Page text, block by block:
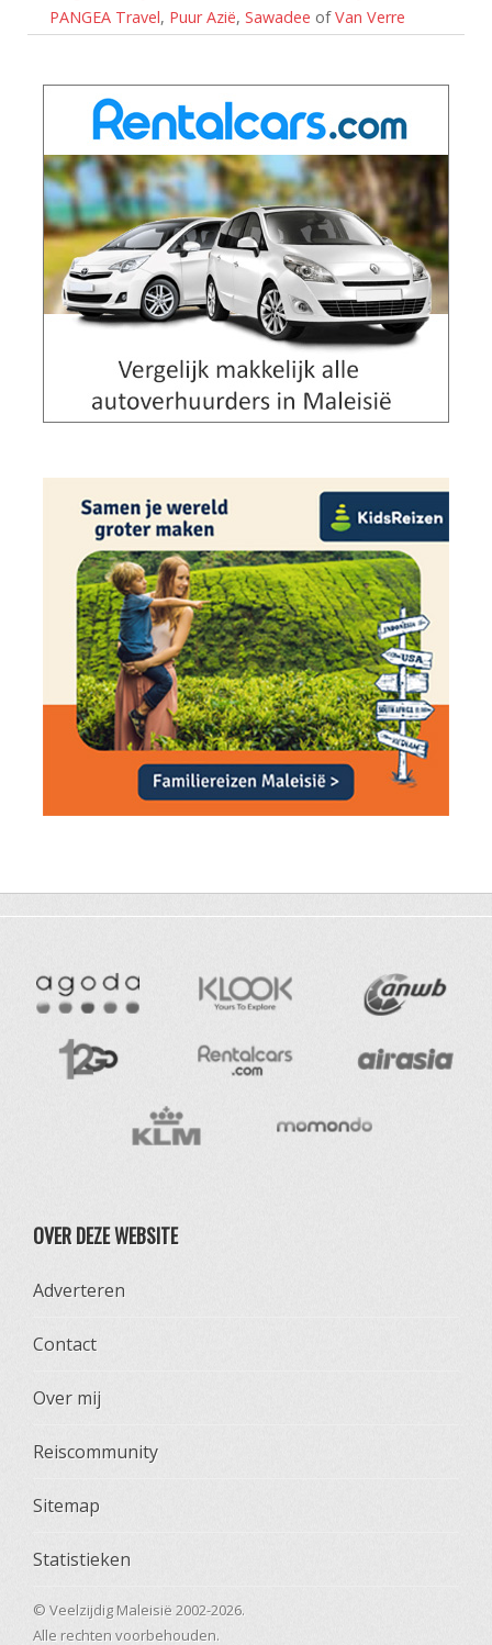
PANGEA Travel, Puur Azië, Sawadee ofVan Verre
OVER DEZE WEBSITE
Adverteren
Contact
Over mij
Reiscommunity
Sitemap
Statistieken
© Veelzijdig Maleisië 2002-2026.
Alle rechten voorbehouden.